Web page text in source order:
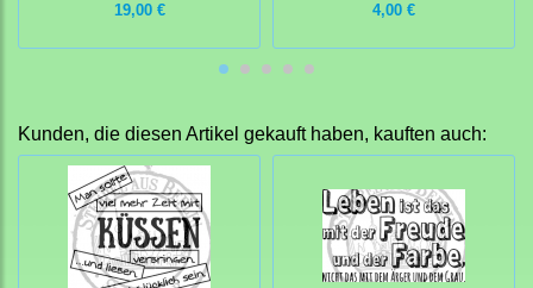
19,00 € 4,00 €
Kunden, die diesen Artikel gekauft haben, kauften auch: